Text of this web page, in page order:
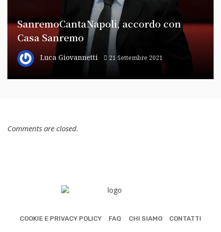
SanremoCantaNapoli, accordo con
Casa Sanremo
Luca Giovannetti 21 Settembre 2021
Comments are closed.
COOKIE E PRIVACY POLICY FAQ CHI SIAMO CONTATTI